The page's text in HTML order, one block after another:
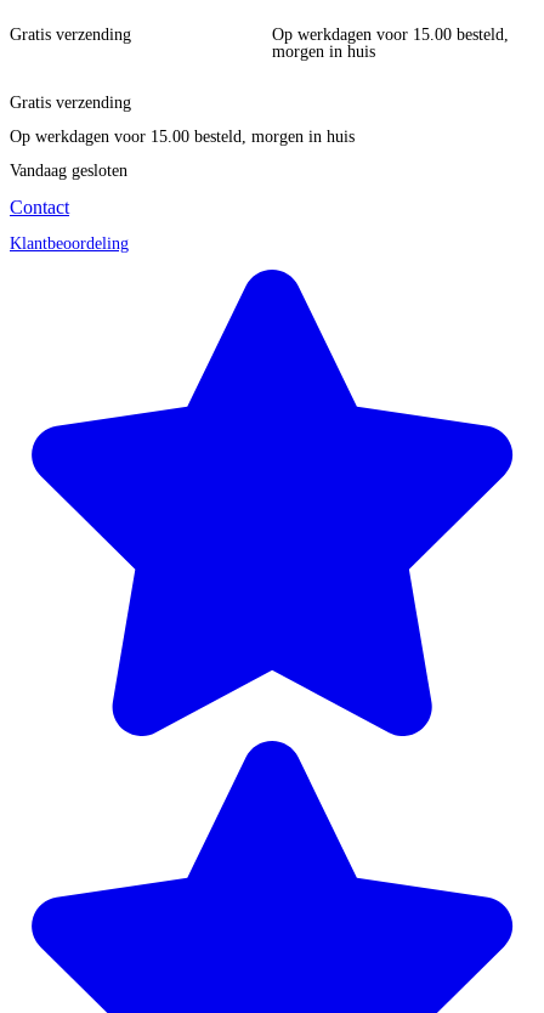
Gratis verzending
Op werkdagen voor 15.00 besteld,
morgen in huis
Gratis verzending
Op werkdagen voor 15.00 besteld, morgen in huis
Vandaag gesloten
Contact
Klantbeoordeling